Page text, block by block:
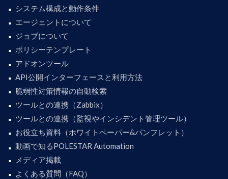
システム構成と動作条件
エージェントについて
ジョブについて
ポリシーテンプレート
アドオンツール
API公開インターフェースと利用方法
脆弱性対策情報の自動検索
ツールとの連携（Zabbix）
ツールとの連携（監視やインシデント管理ツール）
お役立ち資料（ホワイトペーパー&パンフレット）
動画で知るPOLESTAR Automation
メディア掲載
よくある質問（FAQ）